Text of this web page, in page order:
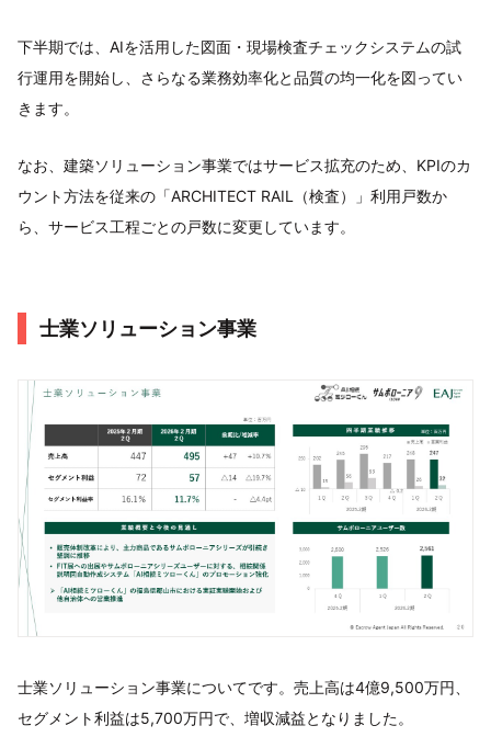
下半期では、AIを活用した図面・現場検査チェックシステムの試
行運用を開始し、さらなる業務効率化と品質の均一化を図ってい
きます。
なお、建築ソリューション事業ではサービス拡充のため、KPIのカ
ウント方法を従来の「ARCHITECT RAIL（検査）」利用戸数か
ら、サービス工程ごとの戸数に変更しています。
士業ソリューション事業
士業ソリューション事業についてです。売上高は4億9,500万円、
セグメント利益は5,700万円で、増収減益となりました。